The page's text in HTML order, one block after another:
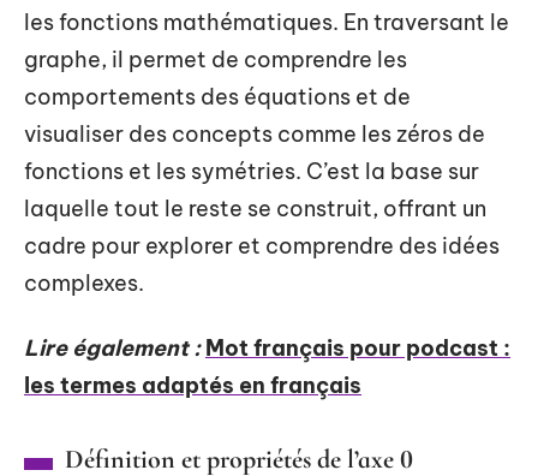
les fonctions mathématiques. En traversant le
graphe, il permet de comprendre les
comportements des équations et de
visualiser des concepts comme les zéros de
fonctions et les symétries. C’est la base sur
laquelle tout le reste se construit, offrant un
cadre pour explorer et comprendre des idées
complexes.
Lire également : Mot français pour podcast :
les termes adaptés en français
Définition et propriétés de l’axe 0